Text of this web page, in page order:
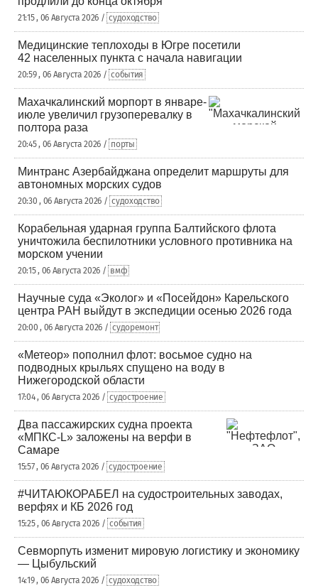
21:15 , 06 Августа 2026 / судоходство
Медицинские теплоходы в Югре посетили
42 населенных пункта с начала навигации
20:59 , 06 Августа 2026 / события
Махачкалинский морпорт в январе-
июле увеличил грузоперевалку в
полтора раза
20:45 , 06 Августа 2026 / порты
Минтранс Азербайджана определит маршруты для
автономных морских судов
20:30 , 06 Августа 2026 / судоходство
Корабельная ударная группа Балтийского флота
уничтожила беспилотники условного противника на
морском учении
20:15 , 06 Августа 2026 / вмф
Научные суда «Эколог» и «Посейдон» Карельского
центра РАН выйдут в экспедиции осенью 2026 года
20:00 , 06 Августа 2026 / судоремонт
«Метеор» пополнил флот: восьмое судно на
подводных крыльях спущено на воду в
Нижегородской области
17:04 , 06 Августа 2026 / судостроение
Два пассажирских судна проекта
«МПКС-L» заложены на верфи в
Самаре
15:57 , 06 Августа 2026 / судостроение
#ЧИТАЮКОРАБЕЛ на судостроительных заводах,
верфях и КБ 2026 год
15:25 , 06 Августа 2026 / события
Севморпуть изменит мировую логистику и экономику
— Цыбульский
14:19 , 06 Августа 2026 / судоходство